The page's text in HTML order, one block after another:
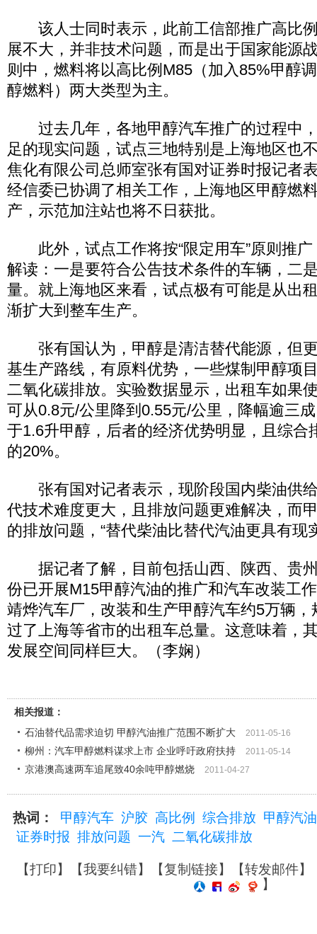
该人士同时表示，此前工信部推广高比
展不大，并非技术问题，而是出于国家能源
则中，燃料将以高比例M85（加入85%甲醇
醇燃料）两大类型为主。
过去几年，各地甲醇汽车推广的过程中
足的现实问题，试点三地特别是上海地区也
焦化有限公司总师室张有国对证券时报记者
经信委已协调了相关工作，上海地区甲醇燃
产，示范加注站也将不日获批。
此外，试点工作将按“限定用车”原则推广
解读：一是要符合公告技术条件的车辆，二
量。就上海地区来看，试点极有可能是从出
渐扩大到整车生产。
张有国认为，甲醇是清洁替代能源，但
基生产路线，有原料优势，一些煤制甲醇项
二氧化碳排放。实验数据显示，出租车如果
可从0.8元/公里降到0.55元/公里，降幅逾三
于1.6升甲醇，后者的经济优势明显，且综合
的20%。
张有国对记者表示，现阶段国内柴油供
代技术难度更大，且排放问题更难解决，而
的排放问题，“替代柴油比替代汽油更具有现
据记者了解，目前包括山西、陕西、贵
份已开展M15甲醇汽油的推广和汽车改装工
靖烨汽车厂，改装和生产甲醇汽车约5万辆
过了上海等省市的出租车总量。这意味着，
发展空间同样巨大。（李娴）
相关报道：
石油替代品需求迫切 甲醇汽油推广范围不断扩大
2011-05-16
柳州：汽车甲醇燃料谋求上市 企业呼吁政府扶持 2011-05-14
京港澳高速两车追尾致40余吨甲醇燃烧 2011-04-27
热词： 甲醇汽车 沪胶 高比例 综合排放 甲醇汽油
证券时报 排放问题 一汽 二氧化碳排放
【打印】【我要纠错】【复制链接】【转发邮件】
】